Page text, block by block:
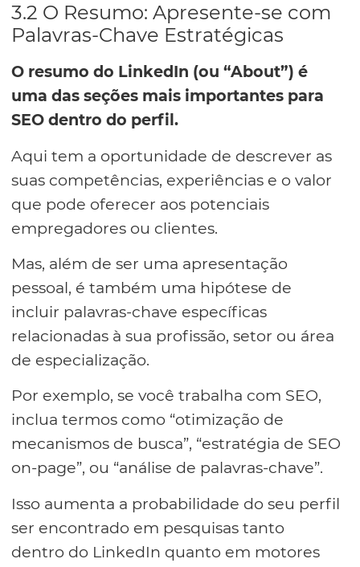
3.2 O Resumo: Apresente-se com
Palavras-Chave Estratégicas
O resumo do LinkedIn (ou “About”) é
uma das seções mais importantes para
SEO dentro do perfil.
Aqui tem a oportunidade de descrever as
suas competências, experiências e o valor
que pode oferecer aos potenciais
empregadores ou clientes.
Mas, além de ser uma apresentação
pessoal, é também uma hipótese de
incluir palavras-chave específicas
relacionadas à sua profissão, setor ou área
de especialização.
Por exemplo, se você trabalha com SEO,
inclua termos como “otimização de
mecanismos de busca”, “estratégia de SEO
on-page”, ou “análise de palavras-chave”.
Isso aumenta a probabilidade do seu perfil
ser encontrado em pesquisas tanto
dentro do LinkedIn quanto em motores